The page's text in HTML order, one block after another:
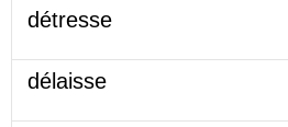
détresse
délaisse